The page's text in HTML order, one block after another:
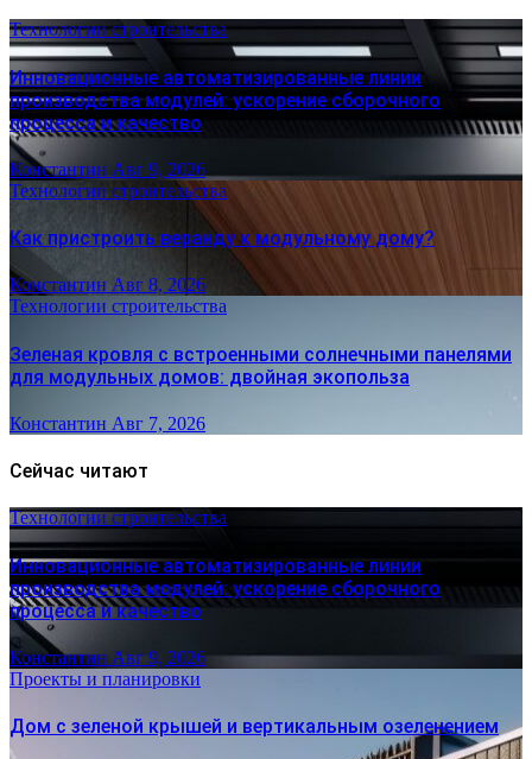
Технологии строительства
Инновационные автоматизированные линии
производства модулей: ускорение сборочного
процесса и качество
Константин Авг 9, 2026
Технологии строительства
Как пристроить веранду к модульному дому?
Константин Авг 8, 2026
Технологии строительства
Зеленая кровля с встроенными солнечными панелями
для модульных домов: двойная экопольза
Константин Авг 7, 2026
Сейчас читают
Технологии строительства
Инновационные автоматизированные линии
производства модулей: ускорение сборочного
процесса и качество
Константин Авг 9, 2026
Проекты и планировки
Дом с зеленой крышей и вертикальным озеленением